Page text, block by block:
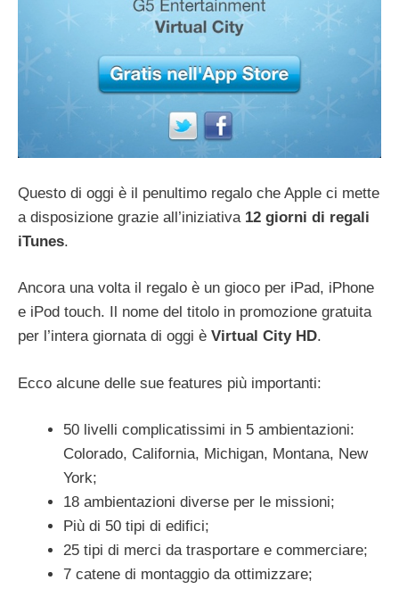
Questo di oggi è il penultimo regalo che Apple ci mette
a disposizione grazie all’iniziativa 12 giorni di regali
iTunes.
Ancora una volta il regalo è un gioco per iPad, iPhone
e iPod touch. Il nome del titolo in promozione gratuita
per l’intera giornata di oggi è Virtual City HD.
Ecco alcune delle sue features più importanti:
50 livelli complicatissimi in 5 ambientazioni:
Colorado, California, Michigan, Montana, New
York;
18 ambientazioni diverse per le missioni;
Più di 50 tipi di edifici;
25 tipi di merci da trasportare e commerciare;
7 catene di montaggio da ottimizzare;